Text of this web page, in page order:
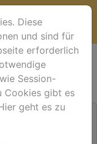
Event
Diese
und sind für
erforderlich
Session-
Cookies gibt es
geht es zu